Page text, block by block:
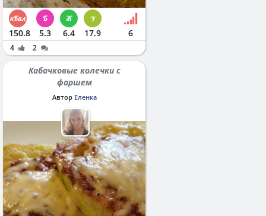
150.8 5.3 6.4 17.9 6
4 2
Кабачковые колечки с
фаршем
Автор Еленка